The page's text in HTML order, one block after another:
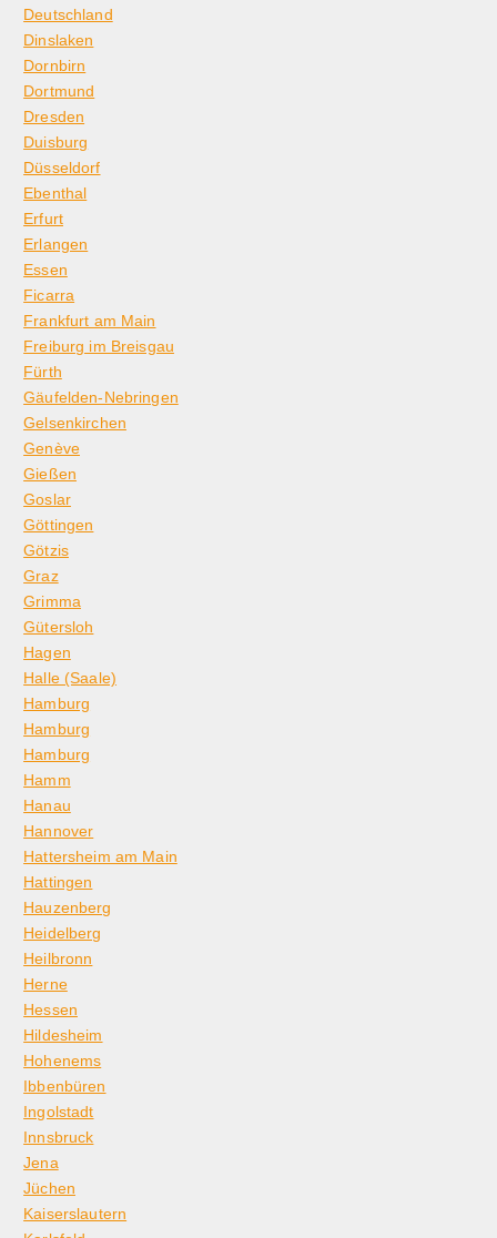
Deutschland
Dinslaken
Dornbirn
Dortmund
Dresden
Duisburg
Düsseldorf
Ebenthal
Erfurt
Erlangen
Essen
Ficarra
Frankfurt am Main
Freiburg im Breisgau
Fürth
Gäufelden-Nebringen
Gelsenkirchen
Genève
Gießen
Goslar
Göttingen
Götzis
Graz
Grimma
Gütersloh
Hagen
Halle (Saale)
Hamburg
Hamburg
Hamburg
Hamm
Hanau
Hannover
Hattersheim am Main
Hattingen
Hauzenberg
Heidelberg
Heilbronn
Herne
Hessen
Hildesheim
Hohenems
Ibbenbüren
Ingolstadt
Innsbruck
Jena
Jüchen
Kaiserslautern